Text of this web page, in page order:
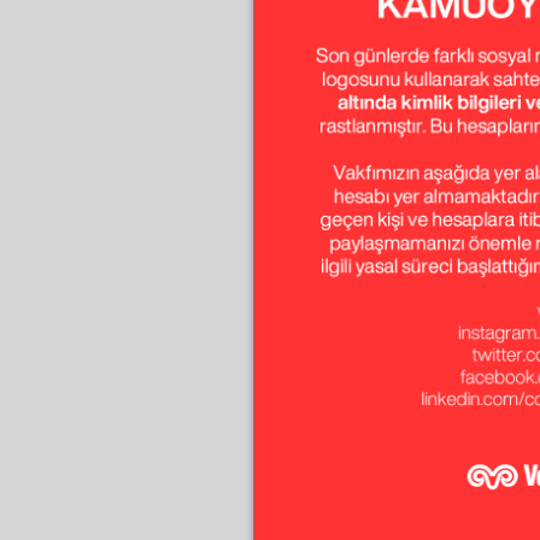
Temmuz -
Ekim - Kasım -
Temmuz -
Ekim - Kasım -
Temmuz -
Ekim - Kasım -
Temmuz -
Ekim - Kasım -
Temmuz -
Ekim - Kasım -
Temmuz -
Ekim - Kasım -